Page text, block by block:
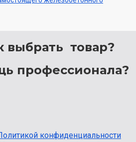
выбрать товар?
профессионала?
конфиденциальности